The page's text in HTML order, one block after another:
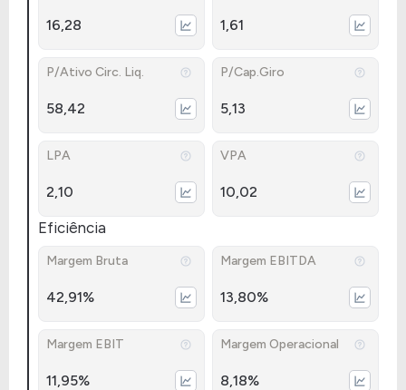
16,28 1,61
P/Ativo Circ. Liq.
58,42
P/Cap.Giro
5,13
LPA
2,10
VPA
10,02
Eficiência
Margem Bruta
42,91%
Margem EBITDA
13,80%
Margem EBIT
11,95%
Margem Operacional
8,18%